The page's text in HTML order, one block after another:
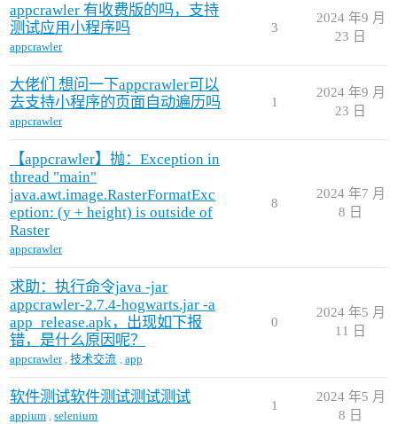
appcrawler 有收费版的吗，支持
测试应用小程序吗
appcrawler
3
2024 年9 月
23 日
大佬们 想问一下appcrawler可以
去支持小程序的页面自动遍历吗
appcrawler
1
2024 年9 月
23 日
【appcrawler】抛：Exception in
thread "main"
java.awt.image.RasterFormatExc
eption: (y + height) is outside of
Raster
appcrawler
8
2024 年7 月
8 日
求助：执行命令java -jar
appcrawler-2.7.4-hogwarts.jar -a
app_release.apk，出现如下报
错，是什么原因呢？
appcrawler ,技术交流 , app
0
2024 年5 月
11 日
软件测试软件测试测试测试
appium ,selenium
1
2024 年5 月
8 日